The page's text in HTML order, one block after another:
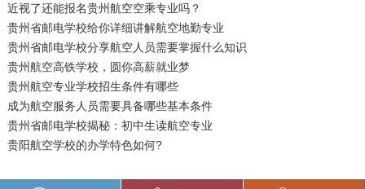
近视了还能报名贵州航空空乘专业吗？
贵州省邮电学校给你详细讲解航空地勤专业
贵州省邮电学校分享航空人员需要掌握什么知识
贵州航空高铁学校，圆你高薪就业梦
贵州航空专业学校招生条件有哪些
成为航空服务人员需要具备哪些基本条件
贵州省邮电学校揭秘：初中生读航空专业
贵阳航空学校的办学特色如何?